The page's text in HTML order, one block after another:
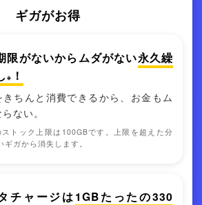
ギガがお得
限がないからムダがない永久繰
※ ！
きちんと消費できるから、お⾦もム
ない。
トック上限は100GBです。上限を超えた分
ギガから消失します。
チャージは1GBたったの330